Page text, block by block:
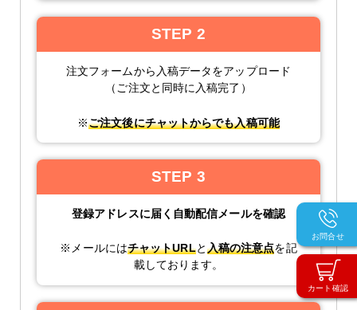
カート確認
お問合せ
STEP 2
注文フォームから入稿データをアップロード
（ご注文と同時に入稿完了）
※ご注文後にチャットからでも入稿可能
STEP 3
登録アドレスに届く自動配信メールを確認
※メールにはチャットURLと入稿の注意点を記
載しております。